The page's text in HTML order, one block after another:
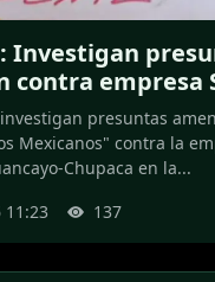
Investigan
contra empresa
presuntas
Mexicanos" contra la
Chupaca en la...
11:23
137